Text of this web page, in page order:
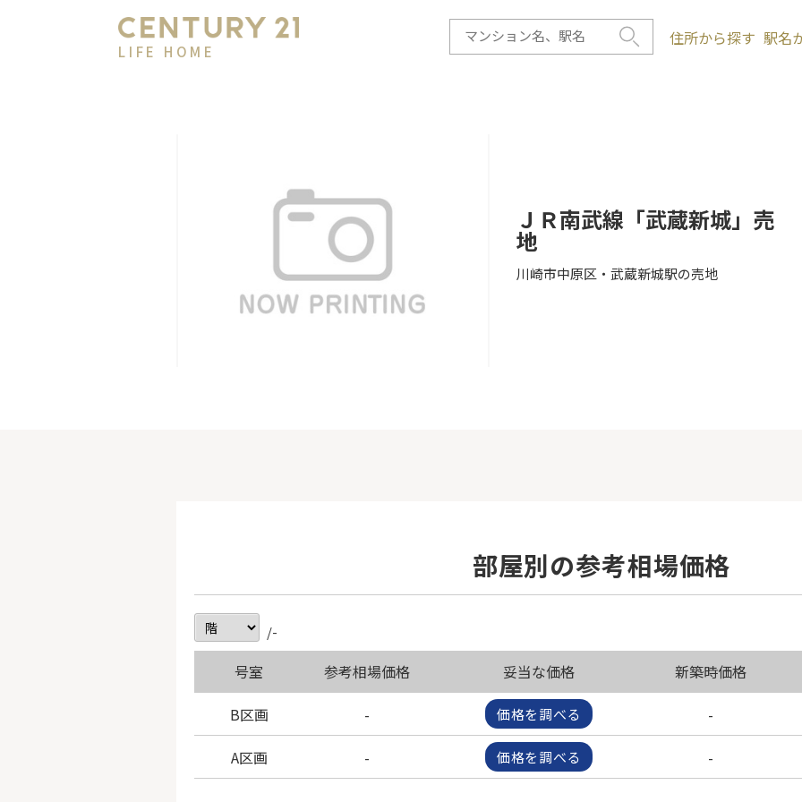
LIFE HOME
住所から探す 駅名
ＪＲ南武線「武蔵新城」売
地
川崎市中原区・武蔵新城駅の売地
部屋別の参考相場価格
/-
号室 参考相場価格 妥当な価格 新築時価格
B区画
- 価格を調べる -
A区画
- 価格を調べる -